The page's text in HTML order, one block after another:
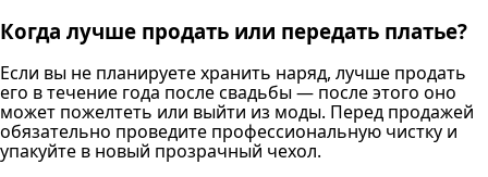
Когда лучше продать или передать платье?
Если вы не планируете хранить наряд, лучше продать
его в течение года после свадьбы — после этого оно
может пожелтеть или выйти из моды. Перед продажей
обязательно проведите профессиональную чистку и
упакуйте в новый прозрачный чехол.